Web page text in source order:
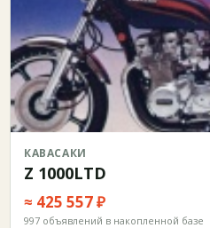
КАВАСАКИ
Z 1000LTD
≈ 425 557 ₽
997 объявлений в накопленной базе